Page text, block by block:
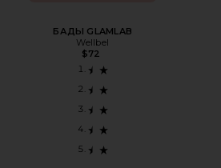
БАДЫ GLAMLAB
Wellbel
$72